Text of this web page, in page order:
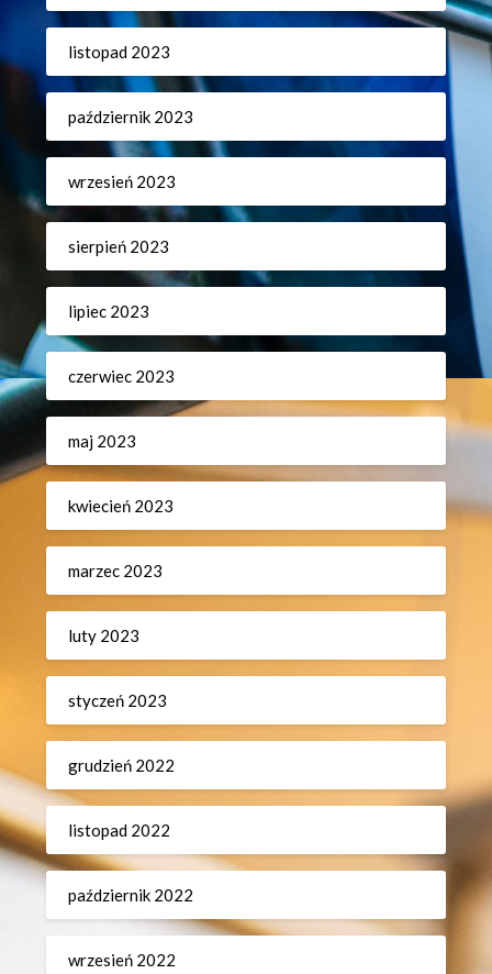
listopad 2023
październik 2023
wrzesień 2023
sierpień 2023
lipiec 2023
czerwiec 2023
maj 2023
kwiecień 2023
marzec 2023
luty 2023
styczeń 2023
grudzień 2022
listopad 2022
październik 2022
wrzesień 2022